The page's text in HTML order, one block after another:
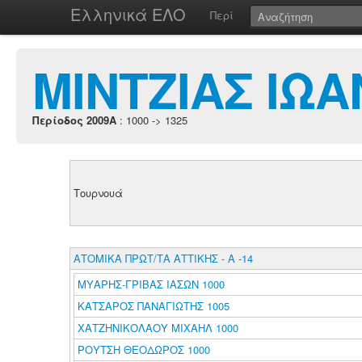
Ελληνικά ΕΛΟ Περί
ΜΙΝΤΖΙΑΣ
Περίοδος 2009A : 1000 -> 1325
Τουρνουά
ΑΤΟΜΙΚΑ ΠΡΩΤ/ΤΑ ΑΤΤΙΚΗΣ - Α -14
ΜΥΑΡΗΣ-ΓΡΙΒΑΣ ΙΑΣΩΝ 1000
ΚΑΤΣΑΡΟΣ ΠΑΝΑΓΙΩΤΗΣ 1005
ΧΑΤΖΗΝΙΚΟΛΑΟΥ ΜΙΧΑΗΛ 1000
ΡΟΥΤΣΗ ΘΕΟΔΩΡΟΣ 1000